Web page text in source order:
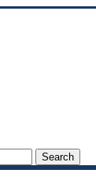
Search